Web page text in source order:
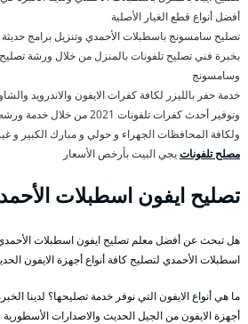
أفضل أنواع قطع الغيار الأصلية
تصليح سامسونج باسطبلات الأحمدي وتنزيل برامج
بخبرة فني تصليح تلفونات بالمنزل من خلال ورشة
وسامسونج
خدمة حفر بالليزر لكافة كفرات الايفون والاندرويد
وتوفير أحدث كفرات تلفونات
ولكافة المحافظات الجهراء و حولي و مبارك الكبير و
مصلح تلفوناتيجي البيت بأرخص الأسعار
تصليح ايفون اسطبلات
هل تبحث عن أفضل معلم تصليح ايفون اسطبلات
اسطبلات الأحمدي لتصليح كافة أنواع أجهزة الايفون
ما هي أنواع الايفون التي نوفر خدمة تصليحها؟ لدينا
أجهزة الايفون من الجيل الحديث والاصدارات